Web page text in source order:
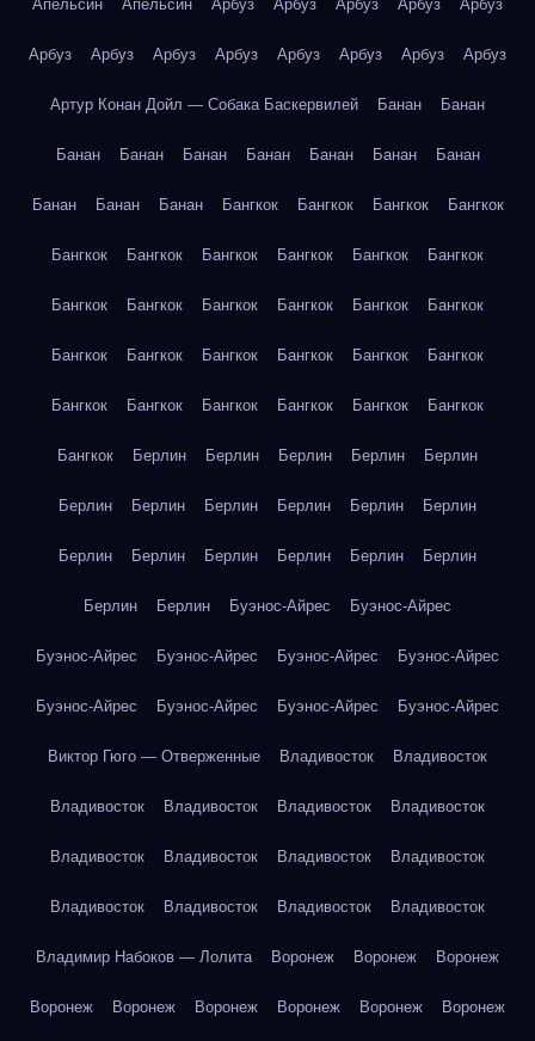
Апельсин Апельсин Арбуз Арбуз Арбуз Арбуз Арбуз
Арбуз Арбуз Арбуз Арбуз Арбуз Арбуз Арбуз Арбуз
Артур Конан Дойл — Собака Баскервилей Банан Банан
Банан Банан Банан Банан Банан Банан Банан
Банан Банан Банан Бангкок Бангкок Бангкок Бангкок
Бангкок Бангкок Бангкок Бангкок Бангкок Бангкок
Бангкок Бангкок Бангкок Бангкок Бангкок Бангкок
Бангкок Бангкок Бангкок Бангкок Бангкок Бангкок
Бангкок Бангкок Бангкок Бангкок Бангкок Бангкок
Бангкок Берлин Берлин Берлин Берлин Берлин
Берлин Берлин Берлин Берлин Берлин Берлин
Берлин Берлин Берлин Берлин Берлин Берлин
Берлин Берлин Буэнос-Айрес Буэнос-Айрес
Буэнос-Айрес Буэнос-Айрес Буэнос-Айрес Буэнос-Айрес
Буэнос-Айрес Буэнос-Айрес Буэнос-Айрес Буэнос-Айрес
Виктор Гюго — Отверженные Владивосток Владивосток
Владивосток Владивосток Владивосток Владивосток
Владивосток Владивосток Владивосток Владивосток
Владивосток Владивосток Владивосток Владивосток
Владимир Набоков — Лолита Воронеж Воронеж Воронеж
Воронеж Воронеж Воронеж Воронеж Воронеж Воронеж